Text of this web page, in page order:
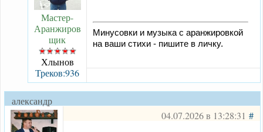
Мастер-
Аранжиров
щик
Хлынов
Треков:936
Минусовки и музыка с аранжировкой
на ваши стихи - пишите в личку.
александр
викторович
04.07.2026 в 13:28:31#